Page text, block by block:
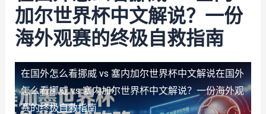
加尔世界杯中文解说？一份
海外观赛的终极自救指南
在国外怎么看挪威 vs 塞内加尔世界杯中文解说在国外
怎么看挪威 vs 塞内加尔世界杯中文解说？一份海外观
赛的终极自救指南